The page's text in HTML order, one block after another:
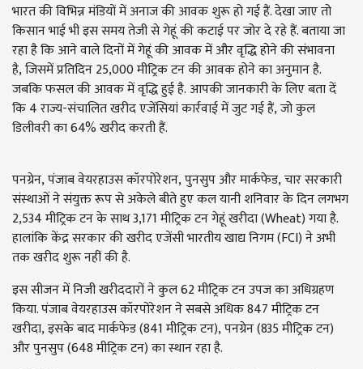
भारत की विभिन्न मंडियों में अनाज की आवक शुरू हो गई हैं. देखा जाए तो
किसान भाई भी इस समय तेजी से गेहूं की कटाई पर जोर दे रहे हैं. बताया जा
रहा है कि आने वाले दिनों में गेहूं की आवक में और वृद्धि होने की संभावना
है, जिसमें प्रतिदिन 25,000मीट्रिक टन की आवक होने का अनुमान है.
जबकि फसल की आवक में वृद्धि हुई है. आपकी जानकारी के लिए बता दें
कि 4राज्य-संचालित खरीद एजेंसियां कार्रवाई में जुट गई हैं, जो कुल
डिलीवरी का 64%खरीद करती हैं.
पनग्रेन, पंजाब वेयरहाउस कॉरपोरेशन, पुनसुप और मार्कफेड, चार सरकारी
संस्थाओं ने संयुक्त रूप से अकेले बीते हुए कल यानी शनिवार के दिन लगभग
2,534मीट्रिक टन के साथ3,171मीट्रिक टन गेहूं खरीदा (Wheat)गया है.
हालांकि केंद्र सरकार की खरीद एजेंसी भारतीय खाद्य निगम (FCI)ने अभी
तक खरीद शुरू नहीं की है.
इस सीजन में निजी खरीददारों ने कुल 62मीट्रिक टन उपज का अधिग्रहण
किया. पंजाब वेयरहाउस कॉरपोरेशन ने सबसे अधिक847मीट्रिक टन
खरीदा, इसके बाद मार्कफेड (841मीट्रिक टन), पनग्रेन (835मीट्रिक टन)
और पुनसुप (648मीट्रिक टन) का स्थान रहा है.